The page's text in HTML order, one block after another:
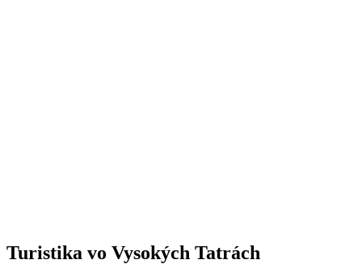
Turistika vo Vysokých Tatrách